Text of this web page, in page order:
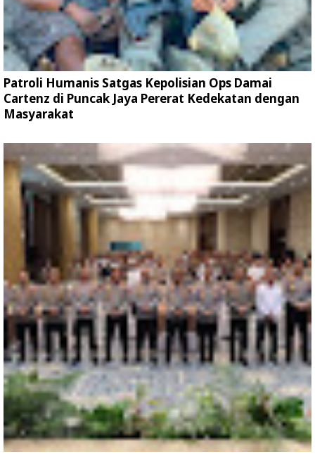
Patroli Humanis Satgas Kepolisian Ops Damai
Cartenz di Puncak Jaya Pererat Kedekatan dengan
Masyarakat